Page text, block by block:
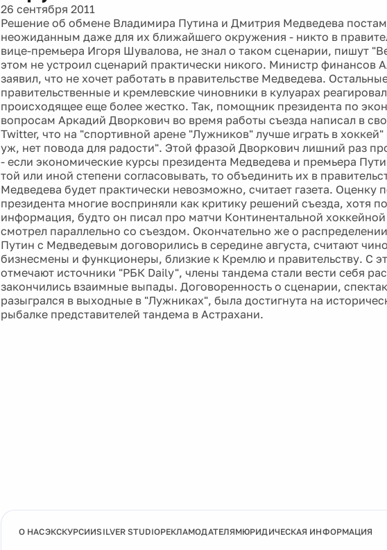
26 сентября 2011
Решение об обмене Владимира Путина и Дмитрия Медведева
неожиданным даже для их ближайшего окружения - никто в
вице-премьера Игоря Шувалова, не знал о таком сценарии, пишут
этом не устроил сценарий практически никого. Министр финансов
заявил, что не хочет работать в правительстве Медведева.
правительственные и кремлевские чиновники в кулуарах
происходящее еще более жестко. Так, помощник президента по
вопросам Аркадий Дворкович во время работы съезда написал в
Twitter, что на "спортивной арене "Лужников" лучше играть в
уж, нет повода для радости". Этой фразой Дворкович лишний раз
- если экономические курсы президента Медведева и премьера
той или иной степени согласовывать, то объединить их в
Медведева будет практически невозможно, считает газета. Оценку
президента многие восприняли как критику решений съезда, хотя
информация, будто он писал про матчи Континентальной
смотрел параллельно со съездом. Окончательно же о
Путин с Медведевым договорились в середине августа, считают
бизнесмены и функционеры, близкие к Кремлю и правительству. С
отмечают источники "РБК Daily", члены тандема стали вести себя
закончились взаимные выпады. Договоренность о сценарии,
разыгрался в выходные в "Лужниках", была достигнута на
рыбалке представителей тандема в Астрахани.
О НАСЭКСКУРСИИSILVER STUDIOРЕКЛАМОДАТЕЛЯМЮРИДИЧЕСКАЯ ИНФОРМАЦИЯ